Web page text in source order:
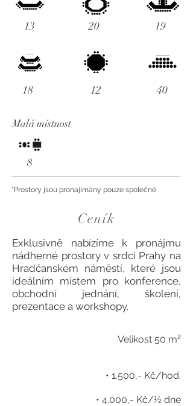
13
18
20
12
19
40
Malá místnost
8
*Prostory jsou pronajímány pouze společně
Ceník
Exklusivně nabízíme k pronájmu
nádherné prostory v srdci Prahy na
Hradčanském náměstí, které jsou
ideálním místem pro konference,
obchodní jednání, školení,
prezentace a workshopy.
Velikost 50 m²
• 1.500,- Kč/hod.
• 4.000,- Kč/½ dne